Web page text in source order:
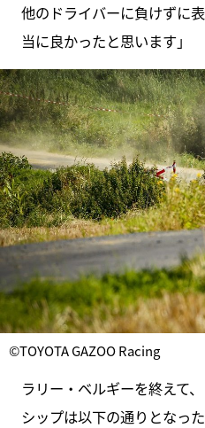
他のドライバーに負けずに
当に良かったと思います」
©TOYOTA GAZOO Racing
ラリー・ベルギーを終えて
シップは以下の通りとなった